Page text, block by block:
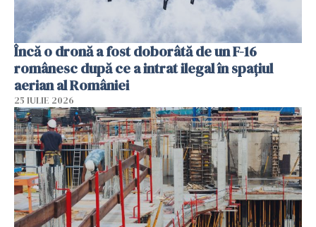
Încă o dronă a fost doborâtă de un F-16
românesc după ce a intrat ilegal în spațiul
aerian al României
25 IULIE 2026